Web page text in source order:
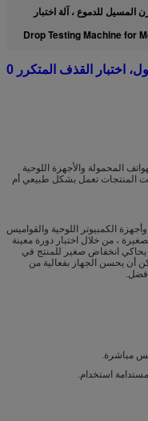
المسيل للدموع ، آلة اختبار
Drop Testing Machine for
آلة اختبار القذف المجهري للهاتف المحمول، اختبار القذف المتكرر 0
المحمولة والأجهزة اللوحية
المنتجات تعمل بشكل طبيعي أم
الكمبيوتر اللوحية والقواميس
، من خلال اختبار دورة معينة
يحاكي انخفاض صغير للمنتج في
أن يحسن الجهاز بفعالية من